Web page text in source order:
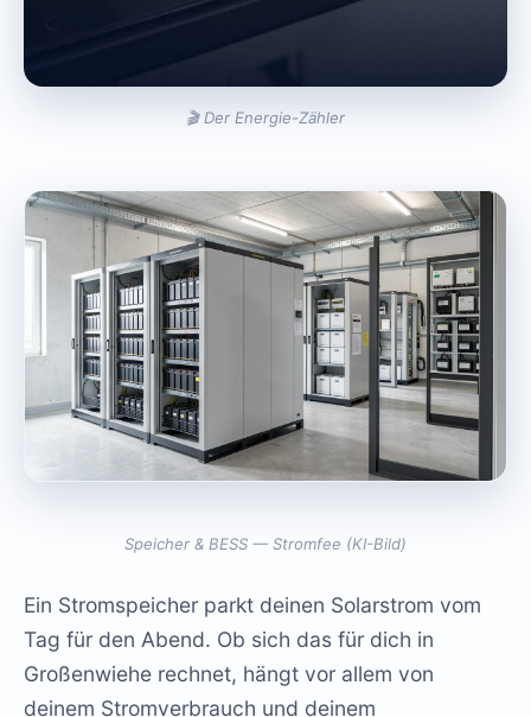
🎬 Der Energie-Zähler
Speicher & BESS — Stromfee (KI-Bild)
Ein Stromspeicher parkt deinen Solarstrom vom
Tag für den Abend. Ob sich das für dich in
Großenwiehe rechnet, hängt vor allem von
deinem Stromverbrauch und deinem